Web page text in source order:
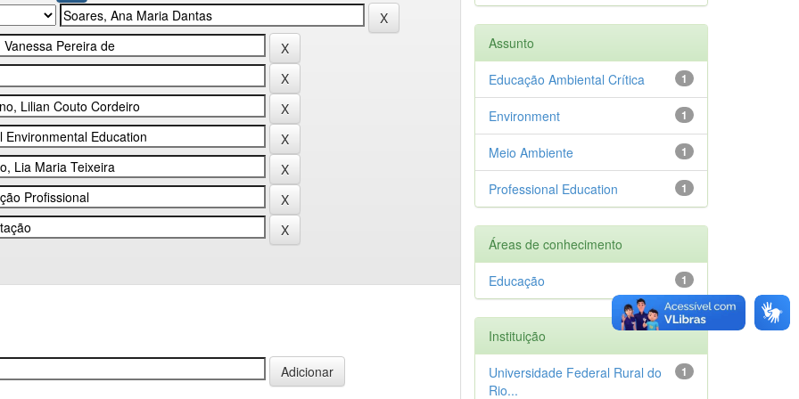
Assunto
1
Educação Ambiental Crítica
1
Environment
1
Meio Ambiente
1
Professional Education
Áreas de conhecimento
1
Educação
Instituição
1
Universidade Federal Rural do
Rio...